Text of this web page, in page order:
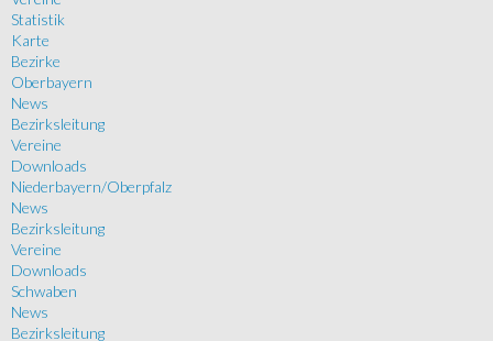
Statistik
Karte
Bezirke
Oberbayern
News
Bezirksleitung
Vereine
Downloads
Niederbayern/Oberpfalz
News
Bezirksleitung
Vereine
Downloads
Schwaben
News
Bezirksleitung